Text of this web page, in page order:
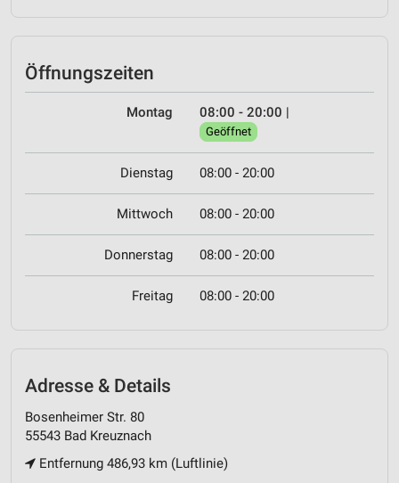
Öffnungszeiten
Montag 08:00 - 20:00 |
Geöffnet
Dienstag 08:00 - 20:00
Mittwoch 08:00 - 20:00
Donnerstag 08:00 - 20:00
Freitag 08:00 - 20:00
Adresse & Details
Bosenheimer Str. 80
55543 Bad Kreuznach
Entfernung 486,93 km (Luftlinie)